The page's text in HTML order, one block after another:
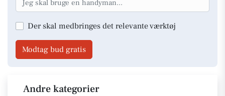
Der skal medbringes det relevante værktøj
Modtag bud gratis
Andre kategorier